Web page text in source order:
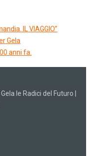
IL VIAGGIO”
Gela
anni fa.
le Radici del Futuro |